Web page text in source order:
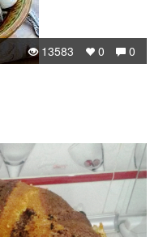
0
0
13583